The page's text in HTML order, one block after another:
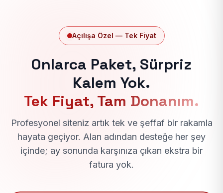
Açılışa Özel — Tek Fiyat
Onlarca Paket, Sürpriz
Kalem Yok.
Tek Fiyat, Tam Donanım.
Profesyonel siteniz artık tek ve şeffaf bir rakamla
hayata geçiyor. Alan adından desteğe her şey
içinde; ay sonunda karşınıza çıkan ekstra bir
fatura yok.